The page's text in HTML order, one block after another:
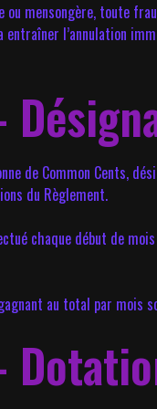
ou mensongère, toute
entraîner l’annulation
de Common Cents,
du Règlement.
chaque début de mois
au total par mois